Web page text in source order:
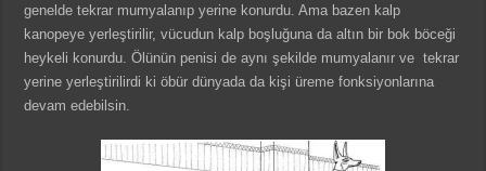
genelde tekrar mumyalanıp yerine konurdu. Ama bazen kalp
kanopeye yerleştirilir, vücudun kalp boşluğuna da altın bir bok böceği
heykeli konurdu. Ölünün penisi de aynı şekilde mumyalanır ve tekrar
yerine yerleştirilirdi ki öbür dünyada da kişi üreme fonksiyonlarına
devam edebilsin.